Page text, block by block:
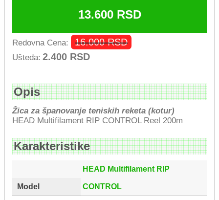
13.600 RSD
Redovna Cena: 16.000RSD
Ušteda: 2.400 RSD
Opis
Žica za španovanje teniskih reketa (kotur)
HEAD Multifilament RIP CONTROL Reel 200m
Karakteristike
Model
HEAD Multifilament RIP
CONTROL